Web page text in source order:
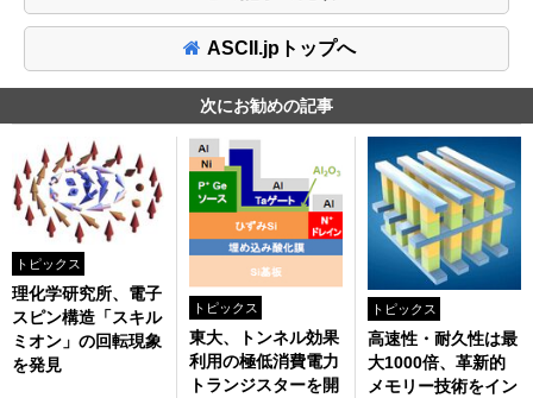
ASCII.jpトップへ
次にお勧めの記事
トピックス
理化学研究所、電子
スピン構造「スキル
ミオン」の回転現象
を発見
トピックス
東大、トンネル効果
利用の極低消費電力
トランジスターを開
トピックス
高速性・耐久性は最
大1000倍、革新的
メモリー技術をイン